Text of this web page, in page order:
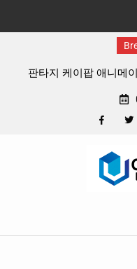
판타지 케이팝 애니메